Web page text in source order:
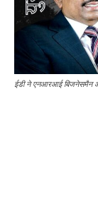
ईडी ने एनआरआई बिजनेसमैन